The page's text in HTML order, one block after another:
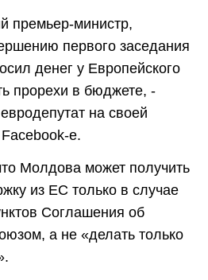
премьер-министр,
первого заседания
денег у Европейского
прорехи в бюджете, -
на своей
е.
Молдова может получить
из ЕС только в случае
Соглашения об
а не «делать только